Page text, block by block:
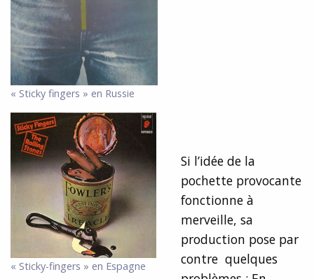
« Sticky fingers » en Russie
« Sticky-fingers » en Espagne
Si l’idée de la
pochette provocante
fonctionne à
merveille, sa
production pose par
contre quelques